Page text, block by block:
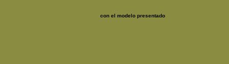
con el modelo presentado